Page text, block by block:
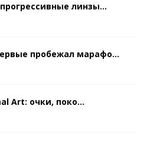
линзы...
пробежал марафо...
Art: очки, поко...